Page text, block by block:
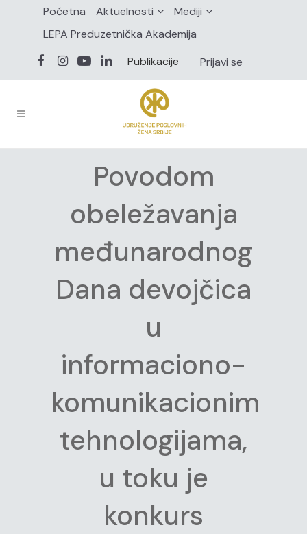
Početna Aktuelnosti
Mediji
LEPA Preduzetnička Akademija
Publikacije
Prijavi se
Povodom
obeležavanja
međunarodnog
Dana devojčica
u
informaciono-
komunikacionim
tehnologijama,
u toku je
konkurs